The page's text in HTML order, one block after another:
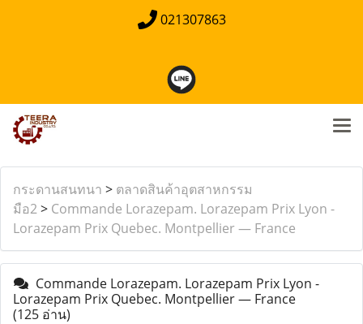
021307863
กระดานสนทนา > ตลาดสินค้าอุตสาหกรรม
มือ2> Commande Lorazepam. Lorazepam Prix Lyon -
Lorazepam Prix Quebec. Montpellier — France
Commande Lorazepam. Lorazepam Prix Lyon -
Lorazepam Prix Quebec. Montpellier — France
(125 อ่าน)